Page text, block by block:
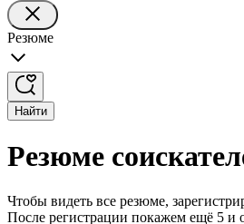
Резюме
Найти
Резюме
Чтобы видеть все резюме,
После регистрации покажем ещё 5 и